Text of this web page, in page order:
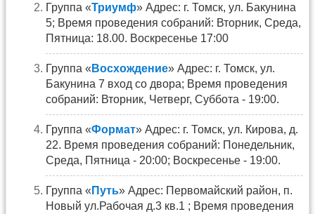
Группа «Триумф» Адрес: г. Томск, ул. Бакунина
5; Время проведения собраний: Вторник, Среда,
Пятница: 18.00. Воскресенье 17:00
Группа « Восхождение» Адрес: г. Томск, ул.
Бакунина 7 вход со двора; Время проведения
собраний: Вторник, Четверг, Суббота - 19:00.
Группа «Формат» Адрес: г. Томск, ул. Кирова, д.
22. Время проведения собраний: Понедельник,
Среда, Пятница - 20:00; Воскресенье - 19:00.
Группа « Путь» Адрес: Первомайский район, п.
Новый ул.Рабочая д.3 кв.1 ; Время проведения